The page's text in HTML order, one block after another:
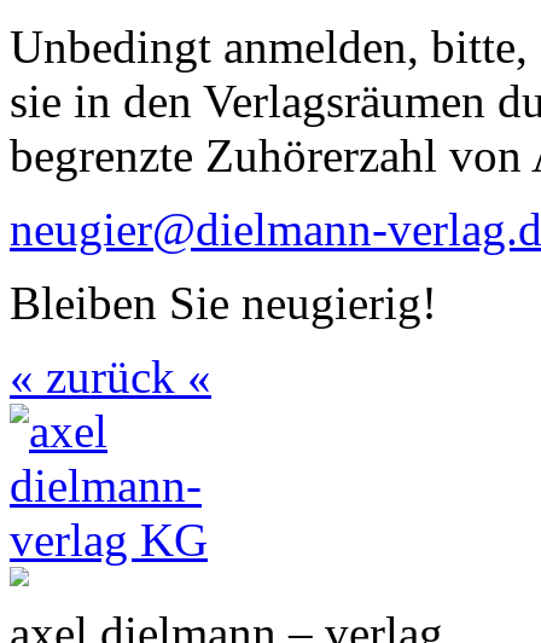
Unbedingt anmelden,
sie in den Verlagsräumen
begrenzte Zuhörerzahl von
neugier@dielmann-
Bleiben Sie neugierig!
« zurück «
axel dielmann – verlag